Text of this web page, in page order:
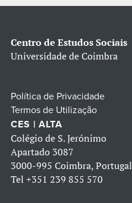
Centro de Estudos Sociais
Universidade de Coimbra
Política de Privacidade
Termos de Utilização
CES | ALTA
Colégio de S. Jerónimo
Apartado 3087
3000-995 Coimbra, Portugal
Tel +351 239 855 570